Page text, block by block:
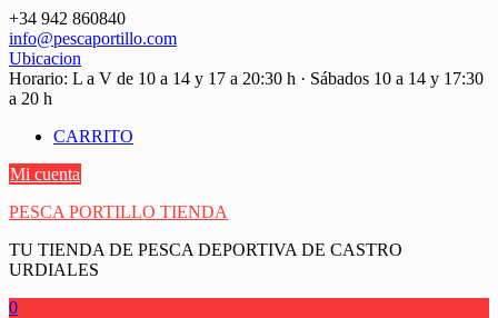
Saltar
contenido
+34 942 860840
info@pescaportillo.com
Ubicacion
Horario: L a V de 10 a 14 y 17 a 20:30 h · Sábados 10 a 14 y 17:30
a 20 h
CARRITO
Mi cuenta
PESCA PORTILLO TIENDA
TU TIENDA DE PESCA DEPORTIVA DE CASTRO
URDIALES
0